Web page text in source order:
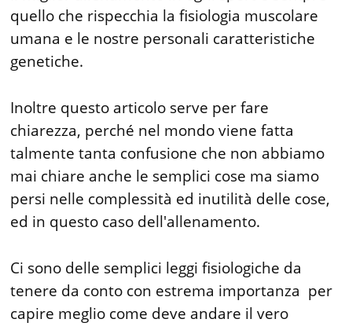
quello che rispecchia la fisiologia muscolare
umana e le nostre personali caratteristiche
genetiche.
Inoltre questo articolo serve per fare
chiarezza, perché nel mondo viene fatta
talmente tanta confusione che non abbiamo
mai chiare anche le semplici cose ma siamo
persi nelle complessità ed inutilità delle cose,
ed in questo caso dell'allenamento.
Ci sono delle semplici leggi fisiologiche da
tenere da conto con estrema importanza per
capire meglio come deve andare il vero